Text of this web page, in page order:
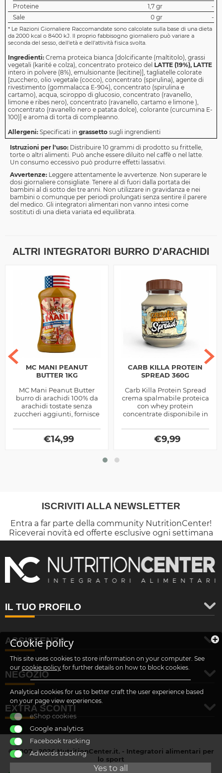
Proteine
1,7 gr
-
Sale
0 gr -
* Le Razioni Giornaliere Raccomandate sono calcolate sulla base di una dieta
da 2000 kcal o 8400 kJ. Il proprio fabbisogno giornaliero può variare a
seconda del sesso, dell'età e dell'attività fisica svolta.
Ingredienti: Crema proteica bianca [dolcificante (maltitolo), grassi
vegetali (karité e colza), concentrato proteico del LATTE (19%), LATTE
intero in polvere (8%), emulsionante (lecitine)], tagliatelle colorate
[zucchero, olio vegetale (cocco), concentrato (spirulina), agente di
rivestimento (gommalacca E-904), concentrato (spirulina e
cartamo), acqua, sciroppo di glucosio, concentrato (ravanello,
limone e ribes nero), concentrato (ravanello, cartamo e limone ),
concentrato (ravanello nero e patata dolce), colorante (curcumina E-
100)] e aroma di torta di compleanno.
Allergeni: Specificati in grassetto sugli ingrendienti
Istruzioni per l'uso: Distribuire 10 grammi di prodotto su frittelle,
torte o altri alimenti. Può anche essere diluito nel caffè o nel latte.
Un consumo eccessivo può produrre effetti lassativi.
Avvertenze: Leggere attentamente le avvertenze. Non superare le
dosi giornaliere consigliate. Tenere al di fuori dalla portata dei
bambini al di sotto dei tre anni. Non utilizzare in gravidanza e nei
bambini o comunque per periodi prolungati senza sentire il parere
del medico. Gli integratori alimentari non vanno intesi come
sostituti di una dieta variata ed equilibrata.
ALTRI INTEGRATORI BURRO D'ARACHIDI
MC MANI PEANUT
BUTTER 1KG
MC Mani Peanut Butter
burro di arachidi 100% da
arachidi tostate senza
zuccheri aggiunti, fornisce
ai tuoi spuntini quotidiani
€14,99
CARB KILLA PROTEIN
SPREAD 360G
Carb Killa Protein Spread
crema spalmabile proteica
con whey protein
concentrate disponibile in
come supporto per gli
spuntini...
€9,99
ISCRIVITI ALLA NEWSLETTER
Entra a far parte della community NutritionCenter!
Riceverai novità ed offerte esclusive ogni settimana
IL TUO PROFILO
ASSISTENZA
NEGOZIO
EXTRA SCONTI
© 2007 - 2026 NutritionCenter.it. - Integratori alimentari per
lo sport
customer@nutritioncenter.it
Cookie policy
This site uses cookies to store information on your computer. See
our cookie policy for further details on how to block cookies.
Analytical cookies for us to better craft the user experience based
on your page view experiences.
eShop cookies
Google analytics
Facebook tracking
Adwords tracking
Yes to all